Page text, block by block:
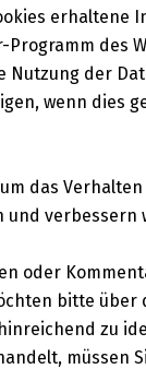
erhaltene
Programm des
Nutzung der
wenn dies
das
verbessern
oder
bitte
zu
müssen